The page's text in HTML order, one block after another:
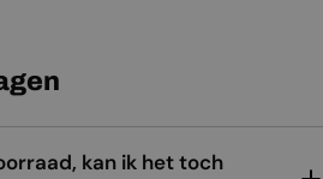
kan ik het toch